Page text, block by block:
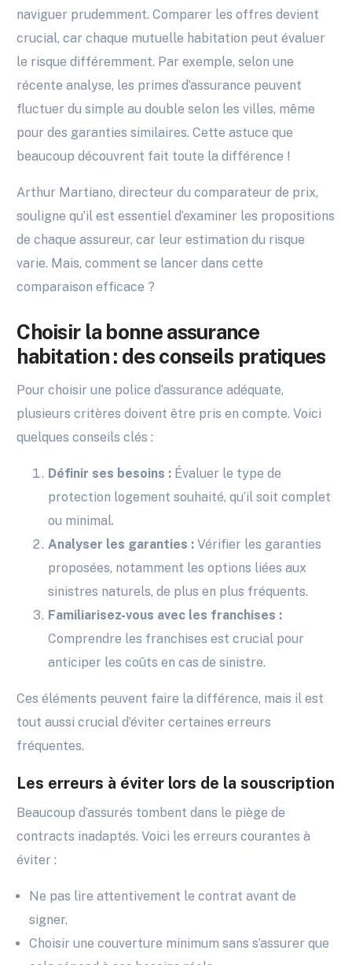
naviguer prudemment. Comparer les offres devient
crucial, car chaque mutuelle habitation peut évaluer
le risque différemment. Par exemple, selon une
récente analyse, les primes d’assurance peuvent
fluctuer du simple au double selon les villes, même
pour des garanties similaires. Cette astuce que
beaucoup découvrent fait toute la différence !
Arthur Martiano, directeur du comparateur de prix,
souligne qu’il est essentiel d’examiner les propositions
de chaque assureur, car leur estimation du risque
varie. Mais, comment se lancer dans cette
comparaison efficace ?
Choisir la bonne assurance
habitation : des conseils pratiques
Pour choisir une police d’assurance adéquate,
plusieurs critères doivent être pris en compte. Voici
quelques conseils clés :
Définir ses besoins : Évaluer le type de
protection logement souhaité, qu’il soit complet
ou minimal.
Analyser les garanties : Vérifier les garanties
proposées, notamment les options liées aux
sinistres naturels, de plus en plus fréquents.
Familiarisez-vous avec les franchises :
Comprendre les franchises est crucial pour
anticiper les coûts en cas de sinistre.
Ces éléments peuvent faire la différence, mais il est
tout aussi crucial d’éviter certaines erreurs
fréquentes.
Les erreurs à éviter lors de la souscription
Beaucoup d’assurés tombent dans le piège de
contracts inadaptés. Voici les erreurs courantes à
éviter :
Ne pas lire attentivement le contrat avant de
signer.
Choisir une couverture minimum sans s’assurer que